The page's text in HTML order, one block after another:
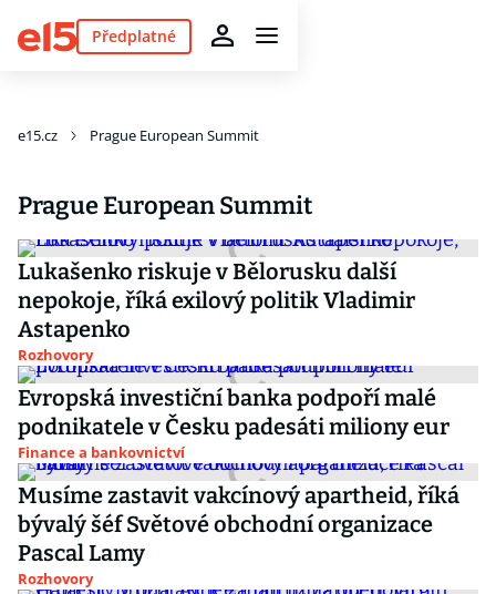
Předplatné
e15.cz Prague European Summit
Prague European Summit
Lukašenko riskuje v Bělorusku další
nepokoje, říká exilový politik Vladimir
Astapenko
Rozhovory
Evropská investiční banka podpoří malé
podnikatele v Česku padesáti miliony eur
Finance a bankovnictví
Musíme zastavit vakcínový apartheid, říká
bývalý šéf Světové obchodní organizace
Pascal Lamy
Rozhovory